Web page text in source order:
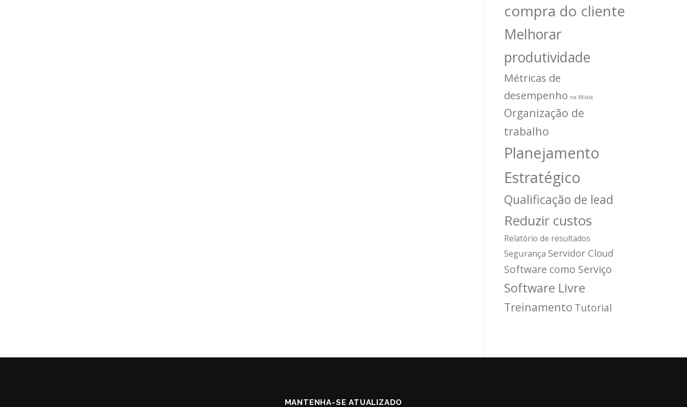
compra do cliente
Melhorar
produtividade
Métricas de
desempenho na Mídia
Organização de
trabalho
Planejamento
Estratégico
Qualificação de lead
Reduzir custos
Relatório de resultados
Segurança Servidor Cloud
Software como Serviço
Software Livre
Treinamento Tutorial
MANTENHA-SE ATUALIZADO